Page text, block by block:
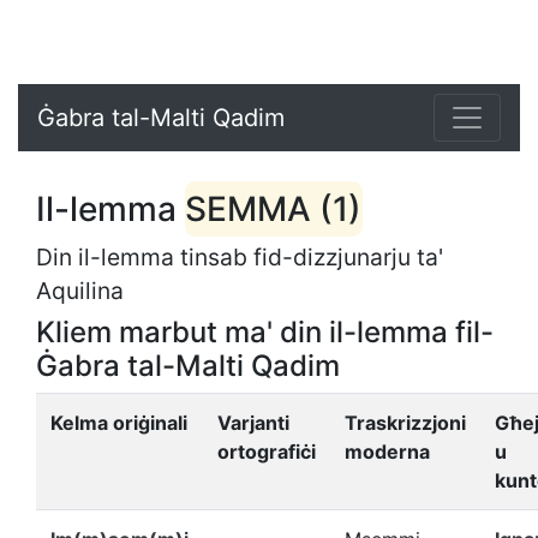
Ġabra tal-Malti Qadim
Il-lemma SEMMA (1)
Din il-lemma tinsab fid-dizzjunarju ta'
Aquilina
Kliem marbut ma' din il-lemma fil-
Ġabra tal-Malti Qadim
Kelma oriġinali
Varjanti
ortografiċi
Traskrizzjoni
moderna
u